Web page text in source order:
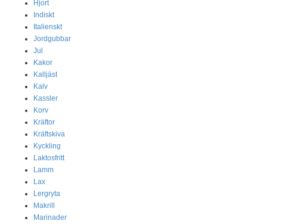
Hjort
Indiskt
Italienskt
Jordgubbar
Jul
Kakor
Kalljäst
Kalv
Kassler
Korv
Kräftor
Kräftskiva
Kyckling
Laktosfritt
Lamm
Lax
Lergryta
Makrill
Marinader